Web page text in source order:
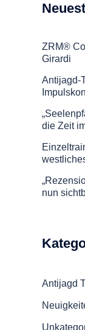
ZRM®
Girardi
Antijagd-
die Zeit
nun
Antijagd